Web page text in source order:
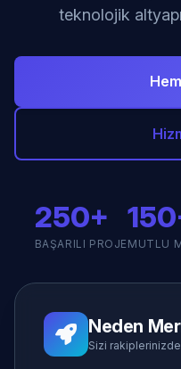
teknolojik
250+
BAŞARILI PROJE MUTLU
Neden
Sizi